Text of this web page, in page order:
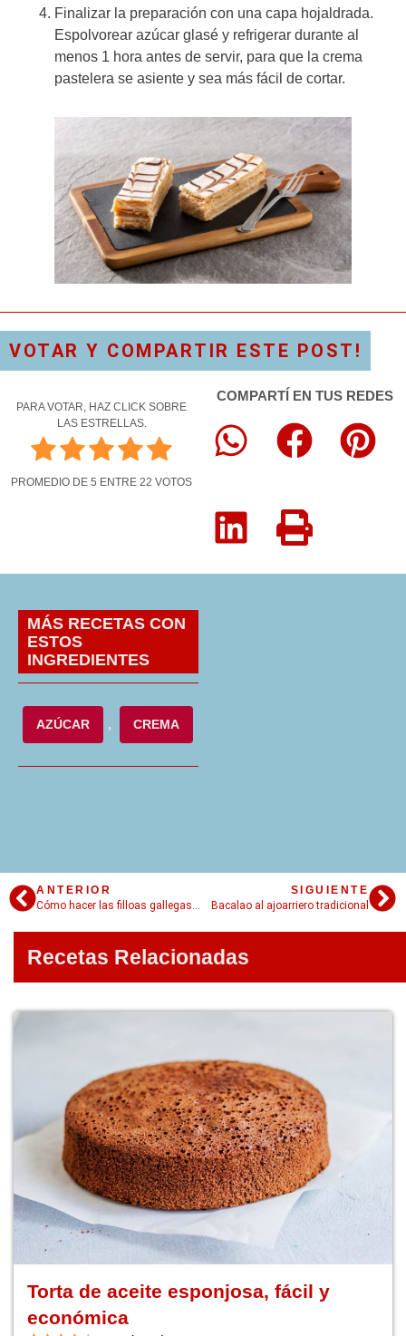
Finalizar la preparación con una capa hojaldrada.
Espolvorear azúcar glasé y refrigerar durante al
menos 1 hora antes de servir, para que la crema
pastelera se asiente y sea más fácil de cortar.
VOTAR Y COMPARTIR ESTE POST!
PARA VOTAR, HAZ CLICK SOBRE
LAS ESTRELLAS.
PROMEDIO DE 5 ENTRE 22 VOTOS
COMPARTÍ EN TUS REDES
MÁS RECETAS CON
ESTOS
INGREDIENTES
AZÚCAR , CREMA
ANTERIOR
Cómo hacer las filloas gallegas perfectas
SIGUIENTE
Bacalao al ajoarriero tradicional
Recetas Relacionadas
Torta de aceite esponjosa, fácil y
económica